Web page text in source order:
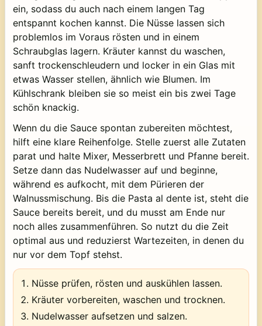
ein, sodass du auch nach einem langen Tag
entspannt kochen kannst. Die Nüsse lassen sich
problemlos im Voraus rösten und in einem
Schraubglas lagern. Kräuter kannst du waschen,
sanft trockenschleudern und locker in ein Glas mit
etwas Wasser stellen, ähnlich wie Blumen. Im
Kühlschrank bleiben sie so meist ein bis zwei Tage
schön knackig.
Wenn du die Sauce spontan zubereiten möchtest,
hilft eine klare Reihenfolge. Stelle zuerst alle Zutaten
parat und halte Mixer, Messerbrett und Pfanne bereit.
Setze dann das Nudelwasser auf und beginne,
während es aufkocht, mit dem Pürieren der
Walnussmischung. Bis die Pasta al dente ist, steht die
Sauce bereits bereit, und du musst am Ende nur
noch alles zusammenführen. So nutzt du die Zeit
optimal aus und reduzierst Wartezeiten, in denen du
nur vor dem Topf stehst.
Nüsse prüfen, rösten und auskühlen lassen.
Kräuter vorbereiten, waschen und trocknen.
Nudelwasser aufsetzen und salzen.